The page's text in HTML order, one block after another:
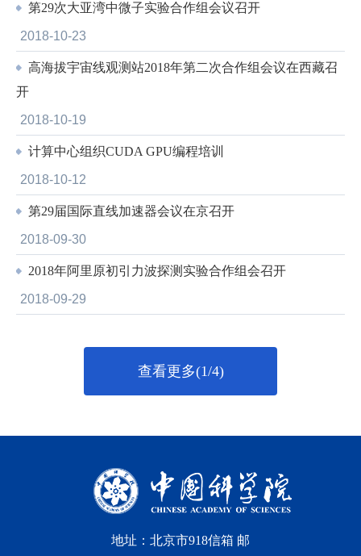
第29次大亚湾中微子实验合作组会议召开
2018-10-23
高海拔宇宙线观测站2018年第二次合作组会议在西藏召
开
2018-10-19
计算中心组织CUDA GPU编程培训
2018-10-12
第29届国际直线加速器会议在京召开
2018-09-30
2018年阿里原初引力波探测实验合作组会召开
2018-09-29
查看更多(1/4)
地址：北京市918信箱 邮